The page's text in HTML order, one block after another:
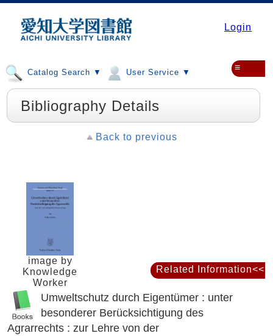
Login
Catalog Search ▼ User Service ▼ ≡
Bibliography Details
Back to previous
image by
Knowledge
Worker
Umweltschutz durch Eigentümer : unter
besonderer Berücksichtigung des
Agrarrechts : zur Lehre von der
Related Information<<